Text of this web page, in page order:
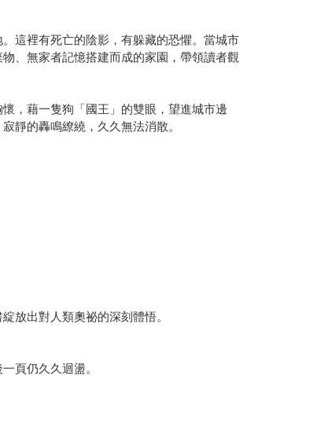
這裡有死亡的陰影，有躲藏的恐懼。當城市
、無家者記憶搭建而成的家園，帶領讀者觀
，藉一隻狗「國王」的雙眼，望進城市邊
靜的轟鳴繚繞，久久無法消散。
放出對人類奧祕的深刻體悟。
頁仍久久迴盪。